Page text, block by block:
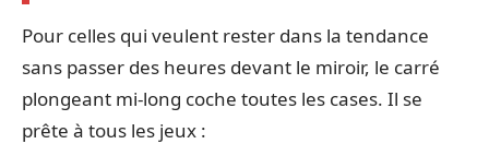
Pour celles qui veulent rester dans la tendance
sans passer des heures devant le miroir, le carré
plongeant mi-long coche toutes les cases. Il se
prête à tous les jeux :